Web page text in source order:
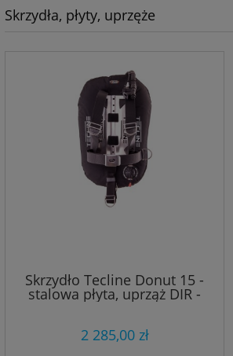
Skrzydła, płyty, uprzęże
Skrzydło Tecline Donut 15 -
stalowa płyta, uprząż DIR -
TecLine
2 285,00 zł